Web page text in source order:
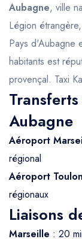
Aubagne, ville
Légion
Pays
habitants est
provençal. Taxi
Aubagne
Aéroport
régional
Aéroport
régionaux
Liaisons
Marseille : 20